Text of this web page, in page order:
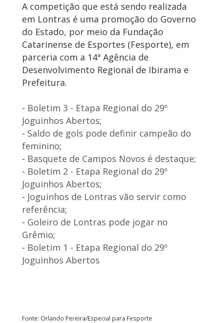
A competição que está sendo realizada
em Lontras é uma promoção do Governo
do Estado, por meio da Fundação
Catarinense de Esportes (Fesporte), em
parceria com a 14ª Agência de
Desenvolvimento Regional de Ibirama e
Prefeitura.
- Boletim 3 - Etapa Regional do 29º
Joguinhos Abertos;
- Saldo de gols pode definir campeão do
feminino;
- Basquete de Campos Novos é destaque;
- Boletim 2 - Etapa Regional do 29º
Joguinhos Abertos;
- Joguinhos de Lontras vão servir como
referência;
- Goleiro de Lontras pode jogar no
Grêmio;
- Boletim 1 - Etapa Regional do 29º
Joguinhos Abertos
Fonte: Orlando Pereira/Especial para Fesporte